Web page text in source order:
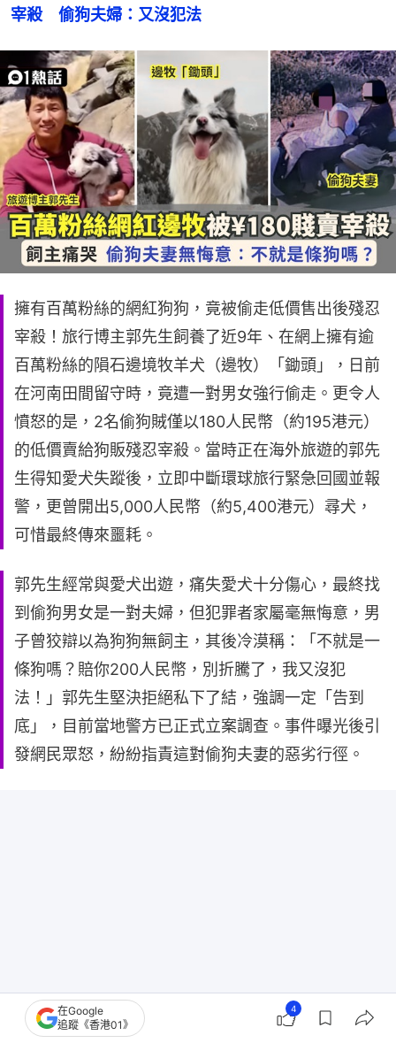
宰殺　偷狗夫婦：又沒犯法
擁有百萬粉絲的網紅狗狗，竟被偷走低價售出後殘忍
宰殺！旅行博主郭先生飼養了近9年、在網上擁有逾
百萬粉絲的隕石邊境牧羊犬（邊牧）「鋤頭」，日前
在河南田間留守時，竟遭一對男女強行偷走。更令人
憤怒的是，2名偷狗賊僅以180人民幣（約195港元）
的低價賣給狗販殘忍宰殺。當時正在海外旅遊的郭先
生得知愛犬失蹤後，立即中斷環球旅行緊急回國並報
警，更曾開出5,000人民幣（約5,400港元）尋犬，
可惜最終傳來噩耗。
郭先生經常與愛犬出遊，痛失愛犬十分傷心，最終找
到偷狗男女是一對夫婦，但犯罪者家屬毫無悔意，男
子曾狡辯以為狗狗無飼主，其後冷漠稱：「不就是一
條狗嗎？賠你200人民幣，別折騰了，我又沒犯
法！」郭先生堅決拒絕私下了結，強調一定「告到
底」，目前當地警方已正式立案調查。事件曝光後引
發網民眾怒，紛紛指責這對偷狗夫妻的惡劣行徑。
在Google
追蹤《香港01》
4